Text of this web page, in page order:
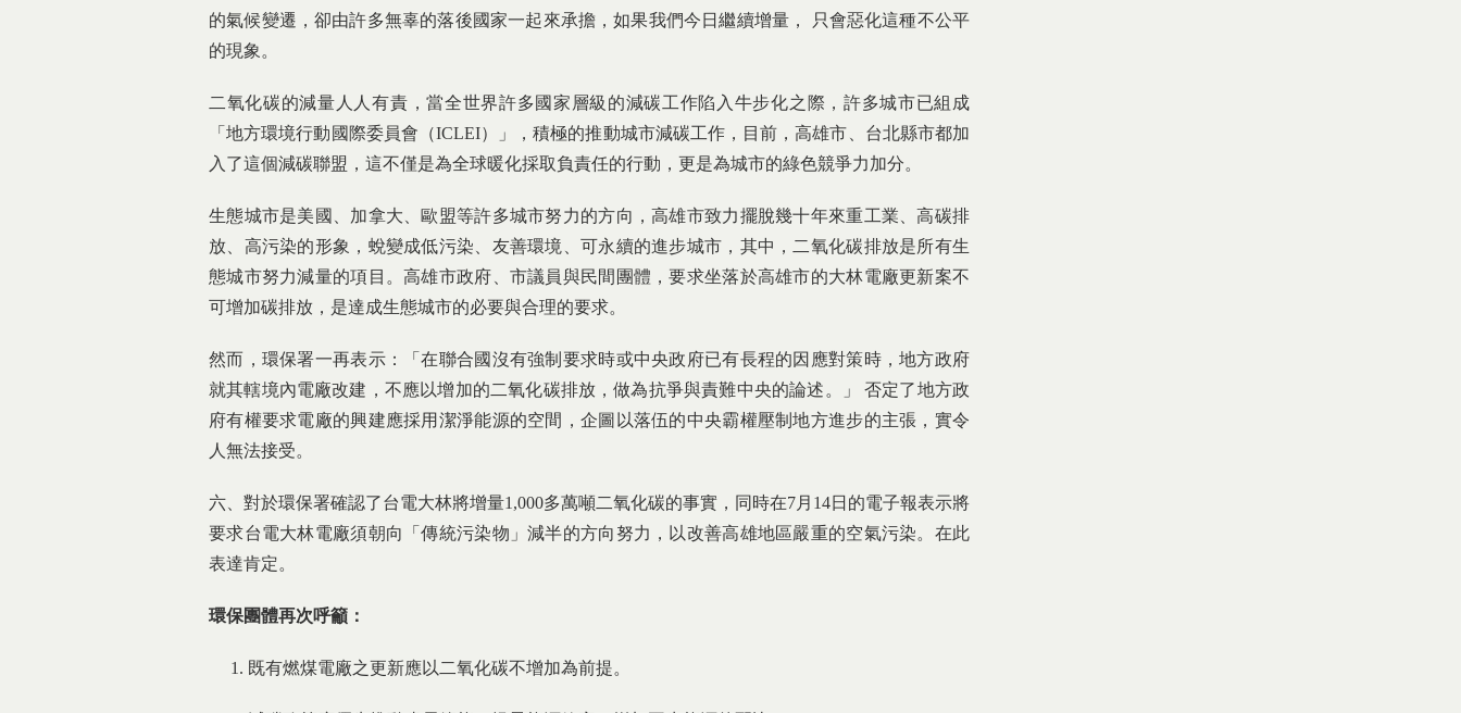
的氣候變遷，卻由許多無辜的落後國家一起來承擔，如果我們今日繼續增量， 只會惡化這種不公平
的現象。
二氧化碳的減量人人有責，當全世界許多國家層級的減碳工作陷入牛步化之際，許多城市已組成
「地方環境行動國際委員會（ICLEI）」，積極的推動城市減碳工作，目前，高雄市、台北縣市都加
入了這個減碳聯盟，這不僅是為全球暖化採取負責任的行動，更是為城市的綠色競爭力加分。
生態城市是美國、加拿大、歐盟等許多城市努力的方向，高雄市致力擺脫幾十年來重工業、高碳排
放、高污染的形象，蛻變成低污染、友善環境、可永續的進步城市，其中，二氧化碳排放是所有生
態城市努力減量的項目。高雄市政府、市議員與民間團體，要求坐落於高雄市的大林電廠更新案不
可增加碳排放，是達成生態城市的必要與合理的要求。
然而，環保署一再表示：「在聯合國沒有強制要求時或中央政府已有長程的因應對策時，地方政府
就其轄境內電廠改建，不應以增加的二氧化碳排放，做為抗爭與責難中央的論述。」 否定了地方政
府有權要求電廠的興建應採用潔淨能源的空間，企圖以落伍的中央霸權壓制地方進步的主張，實令
人無法接受。
六、對於環保署確認了台電大林將增量1,000多萬噸二氧化碳的事實，同時在7月14日的電子報表示將
要求台電大林電廠須朝向「傳統污染物」減半的方向努力，以改善高雄地區嚴重的空氣污染。在此
表達肯定。
環保團體再次呼籲：
1. 既有燃煤電廠之更新應以二氧化碳不增加為前提。